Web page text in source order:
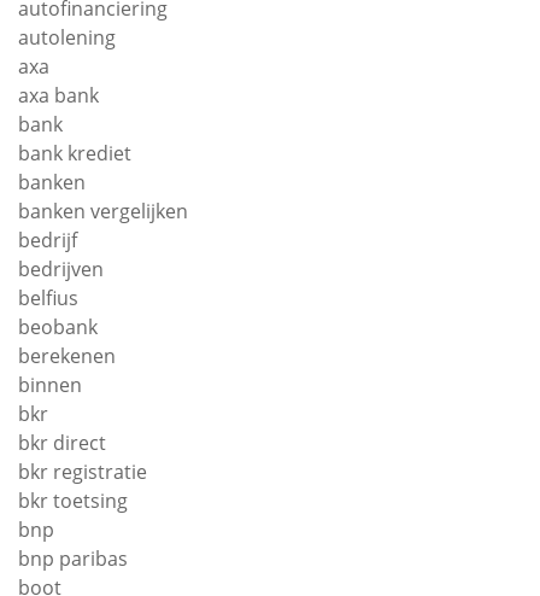
autofinanciering
autolening
axa
axa bank
bank
bank krediet
banken
banken vergelijken
bedrijf
bedrijven
belfius
beobank
berekenen
binnen
bkr
bkr direct
bkr registratie
bkr toetsing
bnp
bnp paribas
boot